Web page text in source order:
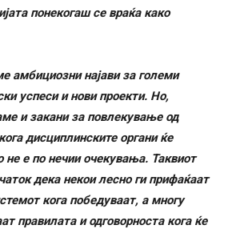
понекогаш се враќа како
амбициозни најави за големи
успеси и нови проекти. Но,
и закани за повлекување од
дисциплинските органи ќе
е по нечии очекувања. Таквиот
дека некои лесно ги прифаќаат
кога победуваат, а многу
правилата и одговорноста кога ќе